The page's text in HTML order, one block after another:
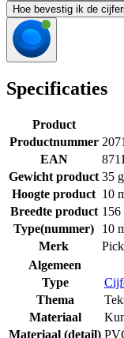
Hoe bevestig ik de
Specificaties
Product
Productnummer
EAN
Gewicht product 35
Hoogte product 10
Breedte product 156
Type(nummer)
10
Merk
Algemeen
Type
Thema
Materiaal
Materiaal (detail)